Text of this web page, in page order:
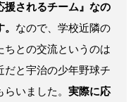
援されるチーム』なの
なので、学校近隣の
ちとの交流というのは
だと宇治の少年野球チ
いました。 実際に応